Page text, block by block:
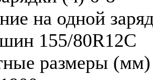
на одной
155/80R12C
размеры